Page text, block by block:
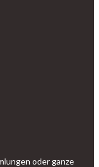
oder ganze